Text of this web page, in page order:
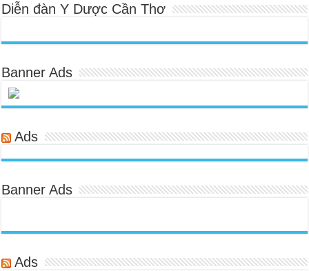
Diễn đàn Y Dược Cần Thơ
Banner Ads
Ads
Banner Ads
Ads